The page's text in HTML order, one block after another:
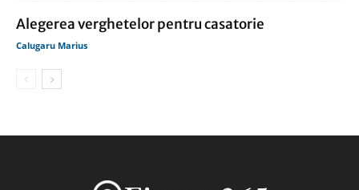
Alegerea verghetelor pentru casatorie
Calugaru Marius